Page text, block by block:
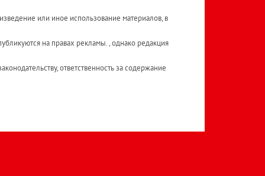
или иное использование материалов, в
на правах рекламы. , однако редакция
ответственность за содержание